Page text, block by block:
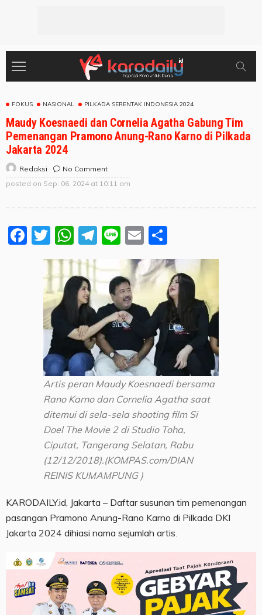
FOKUS NASIONAL PILKADA SERENTAK INDONESIA 2024
Maudy Koesnaedi dan Cornelia Agatha Gabung Tim
Pemenangan Pramono Anung-Rano Karno di Pilkada
Jakarta 2024
Redaksi
No Comment
posted on Sep. 06, 2024 at 10:11 am
Facebook
Twitter
WhatsApp
Telegram
LineEmail
Artis peran Maudy Koesnaedi bersama
Rano Karno dan Cornelia Agatha saat
ditemui di sela-sela shooting film Si
Doel The Movie 2 di Studio Toha,
Ciputat, Tangerang Selatan, Rabu
(12/12/2018).(KOMPAS.com/DIAN
REINIS KUMAMPUNG )
KARODAILY.id, Jakarta – Daftar susunan tim pemenangan
pasangan Pramono Anung-Rano Karno di Pilkada DKI
Jakarta 2024 dihiasi nama sejumlah artis.